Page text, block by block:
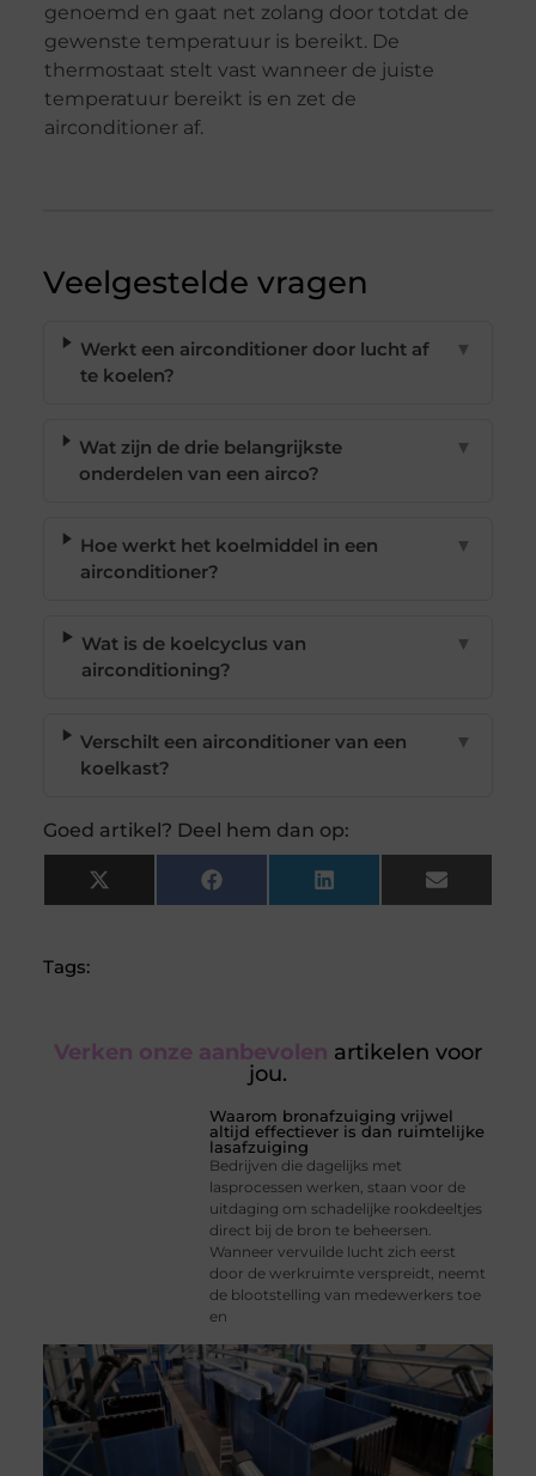
genoemd en gaat net zolang door totdat de
gewenste temperatuur is bereikt. De
thermostaat stelt vast wanneer de juiste
temperatuur bereikt is en zet de
airconditioner af.
Veelgestelde vragen
Werkt een airconditioner door lucht af
te koelen?
▼
Wat zijn de drie belangrijkste
onderdelen van een airco?
▼
Hoe werkt het koelmiddel in een
airconditioner?
▼
Wat is de koelcyclus van
airconditioning?
▼
Verschilt een airconditioner van een
koelkast?
▼
Goed artikel? Deel hem dan op:
X
(Twitter)
Facebook LinkedIn Email
Tags:
Verken onze aanbevolen artikelen voor
jou.
Waarom bronafzuiging vrijwel
altijd effectiever is dan ruimtelijke
lasafzuiging
Bedrijven die dagelijks met
lasprocessen werken, staan voor de
uitdaging om schadelijke rookdeeltjes
direct bij de bron te beheersen.
Wanneer vervuilde lucht zich eerst
door de werkruimte verspreidt, neemt
de blootstelling van medewerkers toe
en